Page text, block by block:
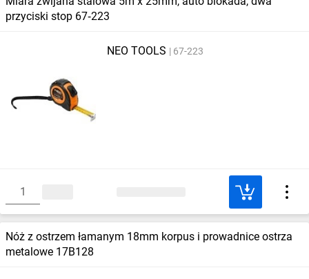
przyciski stop 67‑223
NEO TOOLS 67-223
Nóż z ostrzem łamanym 18mm korpus i prowadnice ostrza
metalowe 17B128